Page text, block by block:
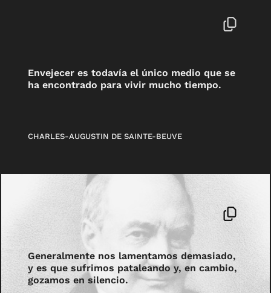
Envejecer es todavía el único medio que se
ha encontrado para vivir mucho tiempo.
CHARLES-AUGUSTIN DE SAINTE-BEUVE
Generalmente nos lamentamos demasiado,
y es que sufrimos pataleando y, en cambio,
gozamos en silencio.